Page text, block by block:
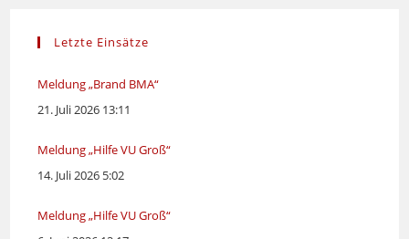
Letzte Einsätze
Meldung „Brand BMA“
21. Juli 2026 13:11
Meldung „Hilfe VU Groß“
14. Juli 2026 5:02
Meldung „Hilfe VU Groß“